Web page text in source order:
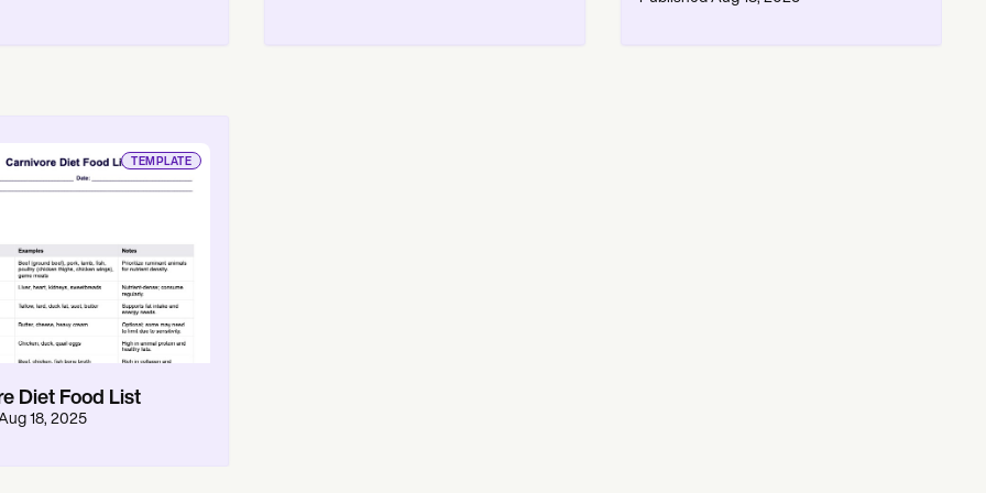
TEMPLATE
Diet Food List
18, 2025